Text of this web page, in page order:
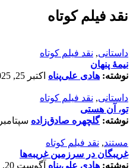
نقد فیلم کوتاه
داستانی, نقد فیلم کوتاه
نیمۀ پنهان
نوشته: هادی علی‌پناه اکتبر 25, 2025
داستانی, نقد فیلم کوتاه
تو، آن هستی
نوشته:گلچهره صادق‌زاده سپتامبر 9, 2025
مستند, نقد فیلم کوتاه
غریبگان در سرزمین غریبه‌ها
نوشته: هادی علی‌پناه آگوست 20, 2025